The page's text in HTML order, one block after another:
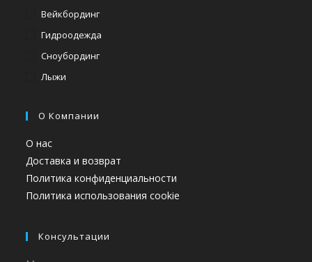
Вейкбординг
Гидроодежда
Сноубординг
Лыжи
О Компании
О нас
Доставка и возврат
Политика конфиденциальности
Политика использования cookie
Консультации